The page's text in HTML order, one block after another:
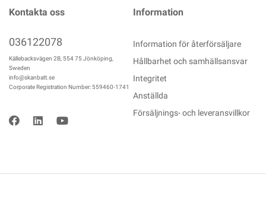
Kontakta oss
036122078
Källebacksvägen 2B, 554 75 Jönköping,
Sweden
info@skanbatt.se
Corporate Registration Number: 559460-1741
Information
Information för återförsäljare
Hållbarhet och samhällsansvar
Integritet
Anställda
Försäljnings- och leveransvillkor